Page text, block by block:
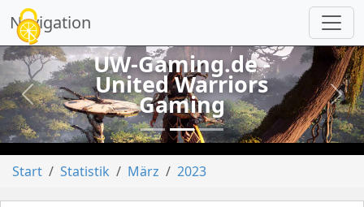
Navigation
vorheriges
UW-Gaming.de -
United Warriors
Gaming
Start Statistik März 2023
Cookie-Einstellungen